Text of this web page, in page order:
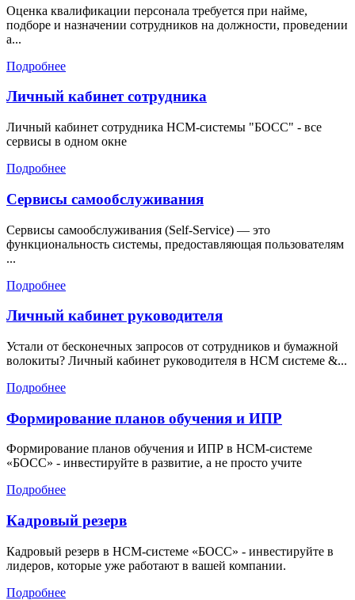
Оценка квалификации персонала требуется при найме,
подборе и назначении сотрудников на должности, проведении
а...
Подробнее
Личный кабинет сотрудника
Личный кабинет сотрудника HCM-системы "БОСС" - все
сервисы в одном окне
Подробнее
Сервисы самообслуживания
Сервисы самообслуживания (Self-Service) — это
функциональность системы, предоставляющая пользователям
...
Подробнее
Личный кабинет руководителя
Устали от бесконечных запросов от сотрудников и бумажной
волокиты? Личный кабинет руководителя в HCM системе &...
Подробнее
Формирование планов обучения и ИПР
Формирование планов обучения и ИПР в HCM-системе
«БОСС» - инвестируйте в развитие, а не просто учите
Подробнее
Кадровый резерв
Кадровый резерв в HCM-системе «БОСС» - инвестируйте в
лидеров, которые уже работают в вашей компании.
Подробнее